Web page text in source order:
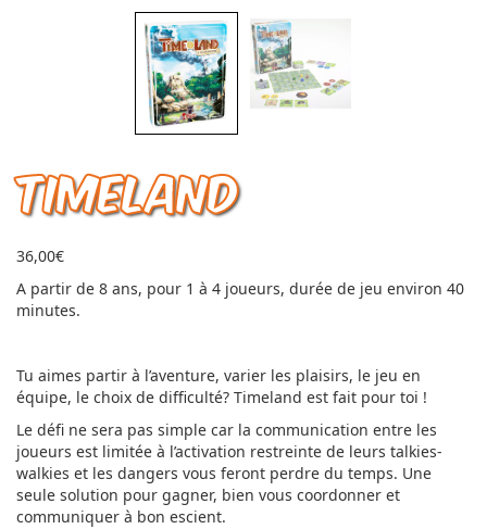
TIMELAND
36,00€
A partir de 8 ans, pour 1 à 4 joueurs, durée de jeu environ 40
minutes.
Tu aimes partir à l’aventure, varier les plaisirs, le jeu en
équipe, le choix de difficulté? Timeland est fait pour toi !
Le défi ne sera pas simple car la communication entre les
joueurs est limitée à l’activation restreinte de leurs talkies-
walkies et les dangers vous feront perdre du temps. Une
seule solution pour gagner, bien vous coordonner et
communiquer à bon escient.